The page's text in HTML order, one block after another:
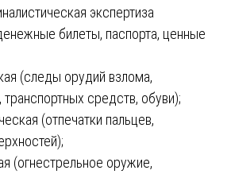
экспертиза
билеты, паспорта, ценные
(следы орудий взлома,
транспортных средств, обуви);
(отпечатки пальцев,
(огнестрельное оружие,